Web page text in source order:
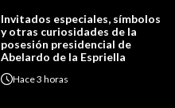
Invitados especiales, símbolos
y otras curiosidades de la
posesión presidencial de
Abelardo de la Espriella
Hace3 horas